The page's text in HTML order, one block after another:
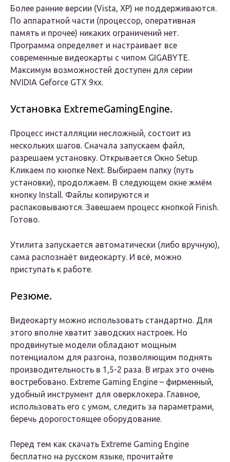
Более ранние версии (Vista, XP) не поддерживаются.
По аппаратной части (процессор, оперативная
память и прочее) никаких ограничений нет.
Программа определяет и настраивает все
современные видеокарты с чипом GIGABYTE.
Максимум возможностей доступен для серии
NVIDIA Geforce GTX 9xx.
Установка ExtremeGamingEngine.
Процесс инсталляции несложный, состоит из
нескольких шагов. Сначала запускаем файл,
разрешаем установку. Открывается Окно Setup.
Кликаем по кнопке Next. Выбираем папку (путь
установки), продолжаем. В следующем окне жмём
кнопку Install. Файлы копируются и
распаковываются. Завешаем процесс кнопкой Finish.
Готово.
Утилита запускается автоматически (либо вручную),
сама распознаёт видеокарту. И всё, можно
приступать к работе.
Резюме.
Видеокарту можно использовать стандартно. Для
этого вполне хватит заводских настроек. Но
продвинутые модели обладают мощным
потенциалом для разгона, позволяющим поднять
производительность в 1,5-2 раза. В играх это очень
востребовано. Extreme Gaming Engine – фирменный,
удобный инструмент для оверклокера. Главное,
использовать его с умом, следить за параметрами,
беречь дорогостоящее оборудование.
Перед тем как скачать Extreme Gaming Engine
бесплатно на русском языке, прочитайте